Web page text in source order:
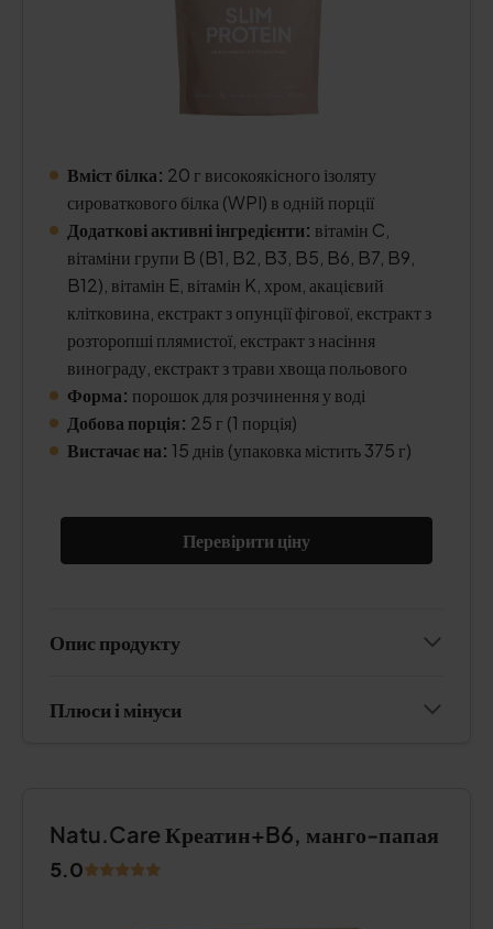
Вміст білка: 20 г високоякісного ізоляту
сироваткового білка (WPI) в одній порції
Додаткові активні інгредієнти: вітамін C,
вітаміни групи B (B1, B2, B3, B5, B6, B7, B9,
B12), вітамін E, вітамін K, хром, акацієвий
клітковина, екстракт з опунції фігової, екстракт з
розторопші плямистої, екстракт з насіння
винограду, екстракт з трави хвоща польового
Форма: порошок для розчинення у воді
Добова порція: 25 г (1 порція)
Вистачає на: 15 днів (упаковка містить 375 г)
Перевірити ціну
Опис продукту
Плюси і мінуси
Natu.Care Креатин+B6, манго-папая
5.0